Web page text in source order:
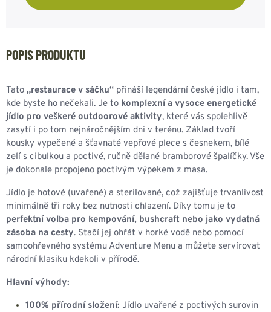
POPIS PRODUKTU
Tato „restaurace v sáčku“ přináší legendární české jídlo i tam,
kde byste ho nečekali. Je to komplexní a vysoce energetické
jídlo pro veškeré outdoorové aktivity, které vás spolehlivě
zasytí i po tom nejnáročnějším dni v terénu. Základ tvoří
kousky vypečené a šťavnaté vepřové plece s česnekem, bílé
zelí s cibulkou a poctivé, ručně dělané bramborové špalíčky. Vše
je dokonale propojeno poctivým výpekem z masa.
Jídlo je hotové (uvařené) a sterilované, což zajišťuje trvanlivost
minimálně tři roky bez nutnosti chlazení. Díky tomu je to
perfektní volba pro kempování, bushcraft nebo jako vydatná
zásoba na cesty. Stačí jej ohřát v horké vodě nebo pomocí
samoohřevného systému Adventure Menu a můžete servírovat
národní klasiku kdekoli v přírodě.
Hlavní výhody:
100% přírodní složení: Jídlo uvařené z poctivých surovin